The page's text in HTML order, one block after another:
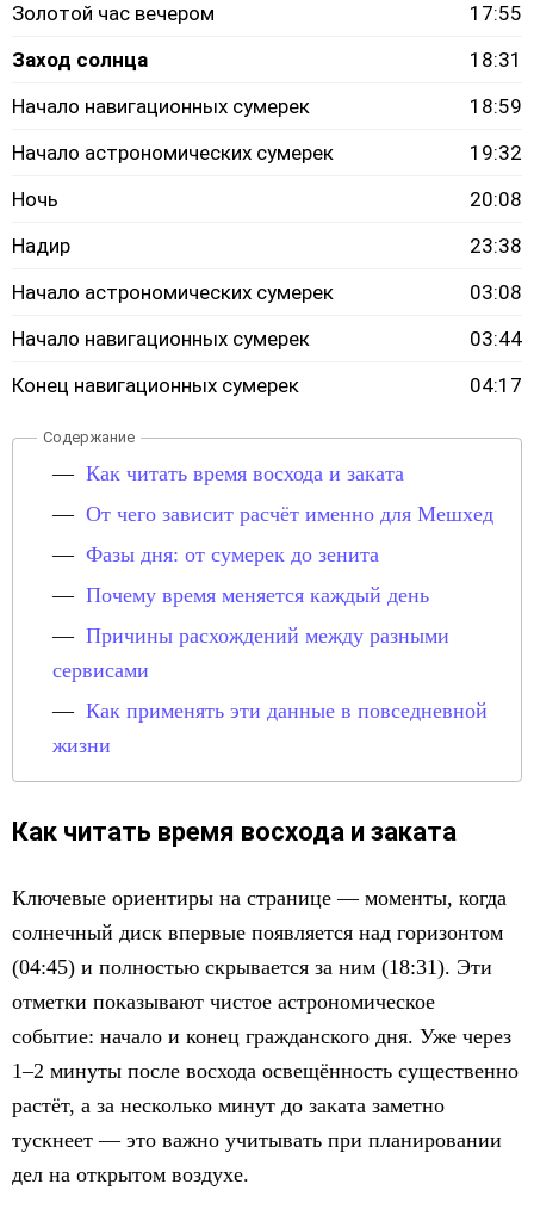
Золотой час вечером
17:55
Заход солнца
18:31
Начало навигационных сумерек
18:59
Начало астрономических сумерек
19:32
Ночь
20:08
Надир
23:38
Начало астрономических сумерек
03:08
Начало навигационных сумерек
03:44
Конец навигационных сумерек
04:17
Как читать время восхода и заката
От чего зависит расчёт именно для Мешхед
Фазы дня: от сумерек до зенита
Почему время меняется каждый день
Причины расхождений между разными
сервисами
Как применять эти данные в повседневной
жизни
Как читать время восхода и заката
Ключевые ориентиры на странице — моменты, когда
солнечный диск впервые появляется над горизонтом
(04:45) и полностью скрывается за ним (18:31). Эти
отметки показывают чистое астрономическое
событие: начало и конец гражданского дня. Уже через
1–2 минуты после восхода освещённость существенно
растёт, а за несколько минут до заката заметно
тускнеет — это важно учитывать при планировании
дел на открытом воздухе.